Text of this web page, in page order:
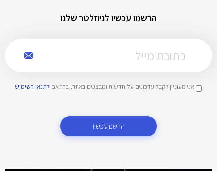
הרשמו עכשיו לניוזלטר שלנו
אני מעוניין לקבל עדכונים על חדשות ומבצעים באתר, בהתאם לתנאי השימוש
הרשם עכשיו